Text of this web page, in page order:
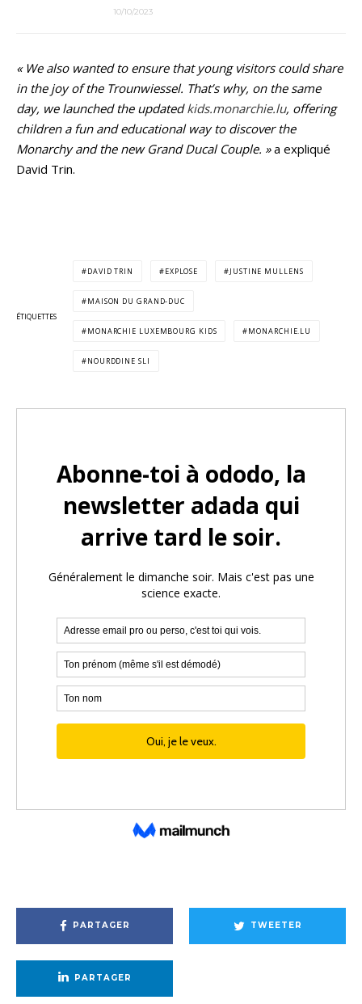
10/10/2023
« We also wanted to ensure that young visitors could share
in the joy of the Trounwiessel. That’s why, on the same
day, we launched the updatedkids.monarchie.lu, offering
children a fun and educational way to discover the
Monarchy and the new Grand Ducal Couple. »a expliqué
David Trin.
ÉTIQUETTES
DAVID TRIN EXPLOSE JUSTINE MULLENS
MAISON DU GRAND-DUC
MONARCHIE LUXEMBOURG KIDS MONARCHIE.LU
NOURDDINE SLI
PARTAGER TWEETER
PARTAGER